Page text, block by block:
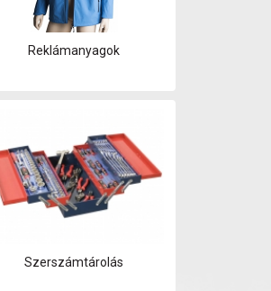
Reklámanyagok
Szerszámtárolás